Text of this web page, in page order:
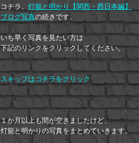
コチラ、 灯籠と明かり【関西・西日本編】
ブログ写真の続きです。
いち早く写真を見たい方は
下記のリンクをクリックしてください。
スキップはコチラをクリック
１か月以上も間が空きましたけど、
灯籠と明かりの写真をまとめていきます。